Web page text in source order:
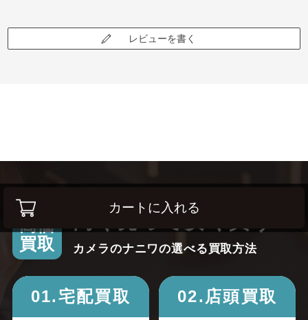
カートに入れる
レビューを書く
高価
買取
カメラのナニワの選べる買取方法
01.宅配買取 02.店頭買取